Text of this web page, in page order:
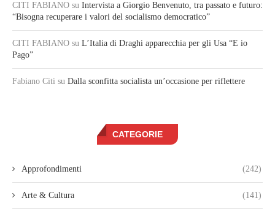
CITI FABIANO su Intervista a Giorgio Benvenuto, tra passato e futuro:
“Bisogna recuperare i valori del socialismo democratico”
CITI FABIANO su L’Italia di Draghi apparecchia per gli Usa “E io
Pago”
Fabiano Citi su Dalla sconfitta socialista un’occasione per riflettere
CATEGORIE
Approfondimenti (242)
Arte & Cultura (141)